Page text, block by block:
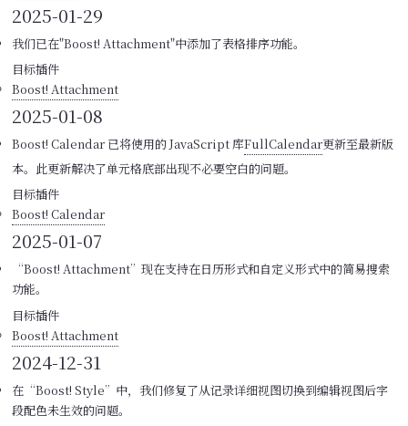
2025-01-29
我们已在"Boost! Attachment"中添加了表格排序功能。
目标插件
Boost! Attachment
2025-01-08
Boost! Calendar 已将使用的 JavaScript 库FullCalendar更新至最新版
本。此更新解决了单元格底部出现不必要空白的问题。
目标插件
Boost! Calendar
2025-01-07
“Boost! Attachment”现在支持在日历形式和自定义形式中的简易搜索
功能。
目标插件
Boost! Attachment
2024-12-31
在“Boost! Style”中，我们修复了从记录详细视图切换到编辑视图后字
段配色未生效的问题。